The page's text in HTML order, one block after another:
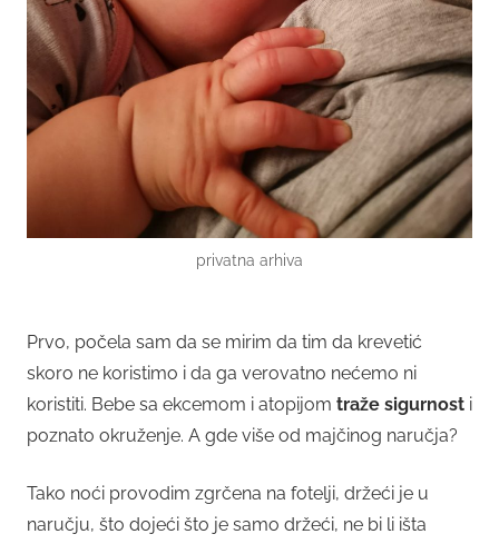
privatna arhiva
Prvo, počela sam da se mirim da tim da krevetić
skoro ne koristimo i da ga verovatno nećemo ni
koristiti. Bebe sa ekcemom i atopijom traže sigurnost i
poznato okruženje. A gde više od majčinog naručja?
Tako noći provodim zgrčena na fotelji, držeći je u
naručju, što dojeći što je samo držeći, ne bi li išta